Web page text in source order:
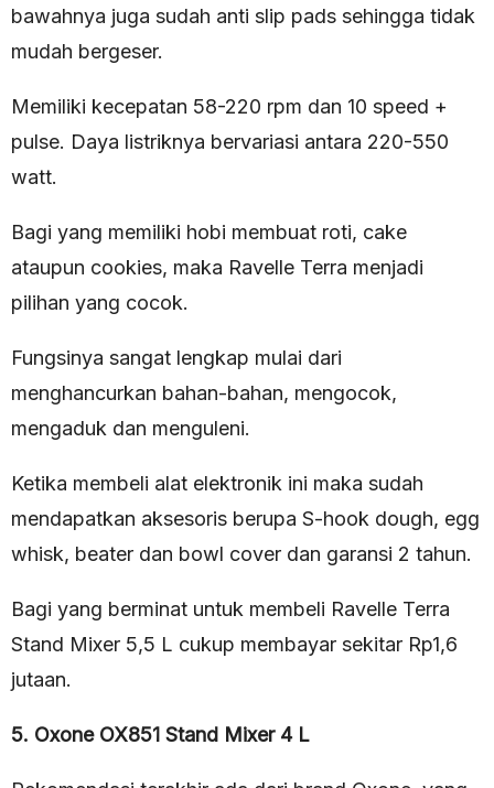
bawahnya juga sudah anti slip pads sehingga tidak
mudah bergeser.
Memiliki kecepatan 58-220 rpm dan 10 speed +
pulse. Daya listriknya bervariasi antara 220-550
watt.
Bagi yang memiliki hobi membuat roti, cake
ataupun cookies, maka Ravelle Terra menjadi
pilihan yang cocok.
Fungsinya sangat lengkap mulai dari
menghancurkan bahan-bahan, mengocok,
mengaduk dan menguleni.
Ketika membeli alat elektronik ini maka sudah
mendapatkan aksesoris berupa S-hook dough, egg
whisk, beater dan bowl cover dan garansi 2 tahun.
Bagi yang berminat untuk membeli Ravelle Terra
Stand Mixer 5,5 L cukup membayar sekitar Rp1,6
jutaan.
5. Oxone OX851 Stand Mixer 4 L